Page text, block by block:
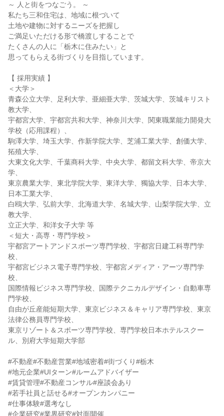
～ 人と街をつなごう。 ～
私たち三和住宅は、地域に根づいて
土地や建物に対するニーズを把握し
ご満足いただける形で橋渡しすることで
たくさんの人に「栃木に住みたい」と
思ってもらえる街づくりを目指しています。
【 採用実績 】
＜大学＞
青森公立大学、足利大学、亜細亜大学、茨城大学、茨城キリスト
教大学、
宇都宮大学、宇都宮共和大学、神奈川大学、関東職業能力開発大
学校（応用課程）、
駒澤大学、埼玉大学、作新学院大学、芝浦工業大学、創価大学、
拓殖大学、
大東文化大学、千葉商科大学、中央大学、都留文科大学、帝京大
学、
東京農業大学、東北学院大学、東洋大学、獨協大学、日本大学、
日本工業大学、
白鴎大学、弘前大学、北海道大学、名城大学、山梨学院大学、立
教大学、
立正大学、和洋女子大学 等
＜短大・高専・専門学校＞
宇都宮アートアンドスポーツ専門学校、宇都宮日建工科専門学
校、
宇都宮ビジネス電子専門学校、宇都宮メディア・アーツ専門学
校、
国際情報ビジネス専門学校、国際テクニカルデザイン・自動車専
門学校、
自由が丘産能短期大学、東京ビジネス＆キャリア専門学校、東京
法律公務員専門学校、
東京リゾート＆スポーツ専門学校、専門学校日本ホテルスクー
ル、別府大学短期大学部
#不動産#不動産営業#地域密着#街づくり#栃木
#地元企業#UIターン#ルームアドバイザー
#賃貸管理#不動産コンサル#座談会あり
#若手社員と話せる#オープンカンパニー
#仕事体験#選考なし
#企業研究#業界研究#対面開催